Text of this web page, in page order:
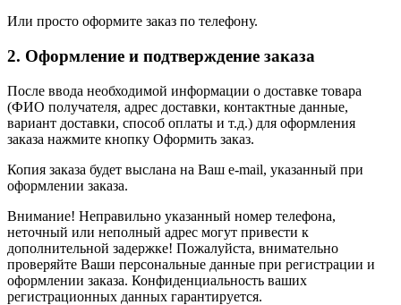
Или просто оформите заказ по телефону.
2. Оформление и подтверждение заказа
После ввода необходимой информации о доставке товара
(ФИО получателя, адрес доставки, контактные данные,
вариант доставки, способ оплаты и т.д.) для оформления
заказа нажмите кнопку Оформить заказ.
Копия заказа будет выслана на Ваш e-mail, указанный при
оформлении заказа.
Внимание! Неправильно указанный номер телефона,
неточный или неполный адрес могут привести к
дополнительной задержке! Пожалуйста, внимательно
проверяйте Ваши персональные данные при регистрации и
оформлении заказа. Конфиденциальность ваших
регистрационных данных гарантируется.